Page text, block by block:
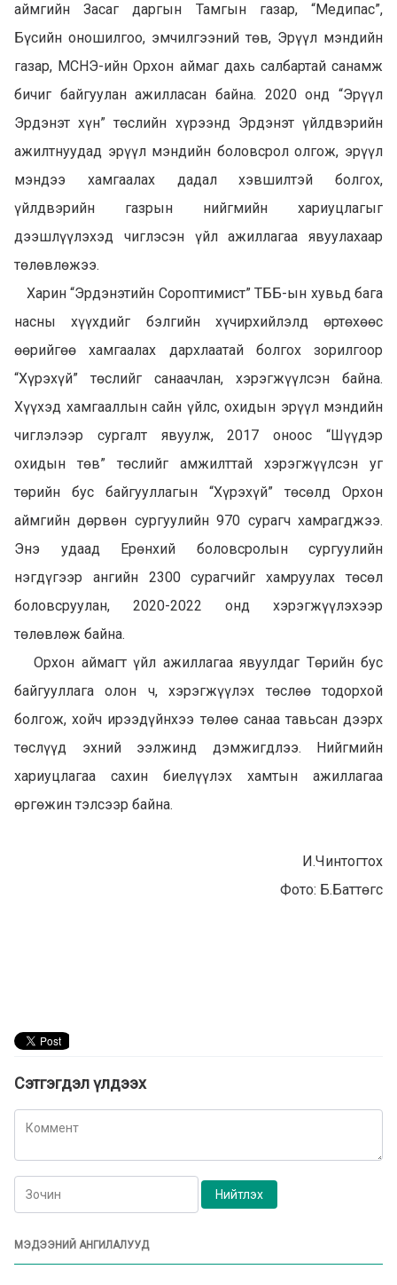
аймгийн Засаг даргын Тамгын газар, “Медипас”,
Бүсийн оношилгоо, эмчилгээний төв, Эрүүл мэндийн
газар, МСНЭ-ийн Орхон аймаг дахь салбартай санамж
бичиг байгуулан ажилласан байна. 2020 онд “Эрүүл
Эрдэнэт хүн” төслийн хүрээнд Эрдэнэт үйлдвэрийн
ажилтнуудад эрүүл мэндийн боловсрол олгож, эрүүл
мэндээ хамгаалах дадал хэвшилтэй болгох,
үйлдвэрийн газрын нийгмийн хариуцлагыг
дээшлүүлэхэд чиглэсэн үйл ажиллагаа явуулахаар
төлөвлөжээ.
Харин “Эрдэнэтийн Сороптимист” ТББ-ын хувьд бага
насны хүүхдийг бэлгийн хүчирхийлэлд өртөхөөс
өөрийгөө хамгаалах дархлаатай болгох зорилгоор
“Хүрэхүй” төслийг санаачлан, хэрэгжүүлсэн байна.
Хүүхэд хамгааллын сайн үйлс, охидын эрүүл мэндийн
чиглэлээр сургалт явуулж, 2017 оноос “Шүүдэр
охидын төв” төслийг амжилттай хэрэгжүүлсэн уг
төрийн бус байгууллагын “Хүрэхүй” төсөлд Орхон
аймгийн дөрвөн сургуулийн 970 сурагч хамрагджээ.
Энэ удаад Ерөнхий боловсролын сургуулийн
нэгдүгээр ангийн 2300 сурагчийг хамруулах төсөл
боловсруулан, 2020-2022 онд хэрэгжүүлэхээр
төлөвлөж байна.
Орхон аймагт үйл ажиллагаа явуулдаг Төрийн бус
байгууллага олон ч, хэрэгжүүлэх төслөө тодорхой
болгож, хойч ирээдүйнхээ төлөө санаа тавьсан дээрх
төслүүд эхний ээлжинд дэмжигдлээ. Нийгмийн
хариуцлагаа сахин биелүүлэх хамтын ажиллагаа
өргөжин тэлсээр байна.
И.Чинтогтох
Фото: Б.Баттөгс
Сэтгэгдэл үлдээх
МЭДЭЭНИЙ АНГИЛАЛУУД